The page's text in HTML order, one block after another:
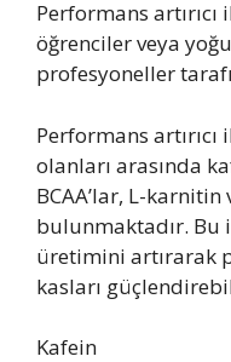
Performans
öğrenciler veya
profesyoneller
Performans
olanları arasında
BCAA’lar, L-
bulunmaktadır. Bu
üretimini artırarak
kasları
Kafein